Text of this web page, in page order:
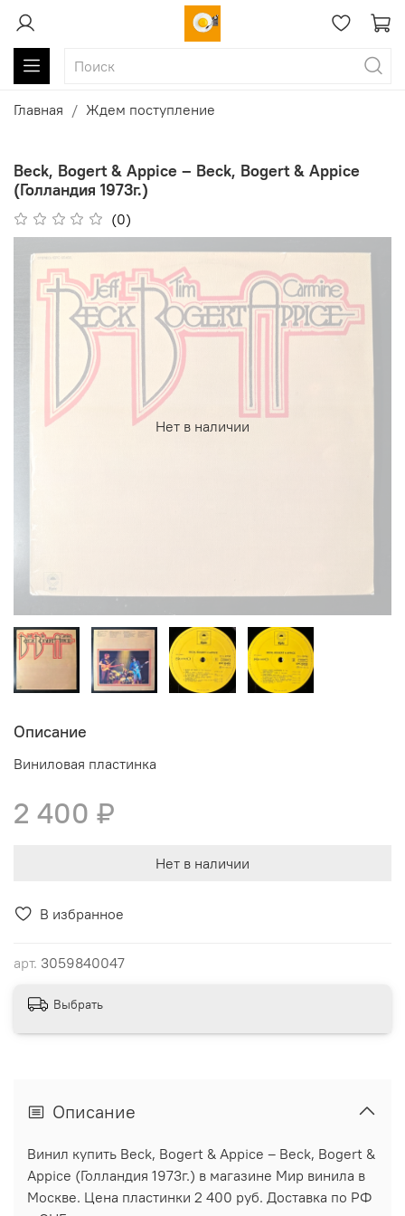
Главная Ждем поступление
Beck, Bogert & Appice ‎– Beck, Bogert & Appice
(Голландия 1973г.)
(0)
В избранное
арт. 3059840047
Нет в наличии
Описание
Виниловая пластинка
2 400 ₽
Нет в наличии
Выбрать
Описание
Винил купить Beck, Bogert & Appice ‎– Beck, Bogert &
Appice (Голландия 1973г.) в магазине Мир винила в
Москве. Цена пластинки 2 400 руб. Доставка по РФ